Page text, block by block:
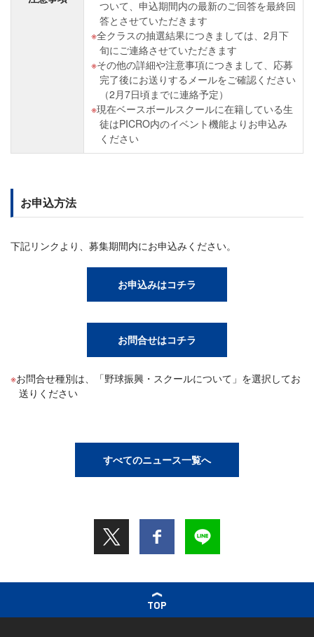
ついて、申込期間内の最新のご回答を最終回
答とさせていただきます
全クラスの抽選結果につきましては、2月下
旬にご連絡させていただきます
その他の詳細や注意事項につきまして、応募
完了後にお送りするメールをご確認ください
（2月7日頃までに連絡予定）
現在ベースボールスクールに在籍している生
徒はPICRO内のイベント機能よりお申込み
ください
お申込方法
下記リンクより、募集期間内にお申込みください。
お申込みはコチラ
お問合せはコチラ
お問合せ種別は、「野球振興・スクールについて」を選択してお
送りください
すべてのニュース一覧へ
TOP